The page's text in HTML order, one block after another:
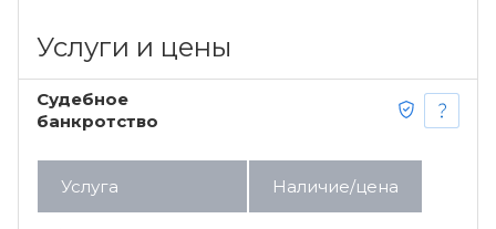
Услуги и цены
Судебное
банкротство
Услуга Наличие/цена